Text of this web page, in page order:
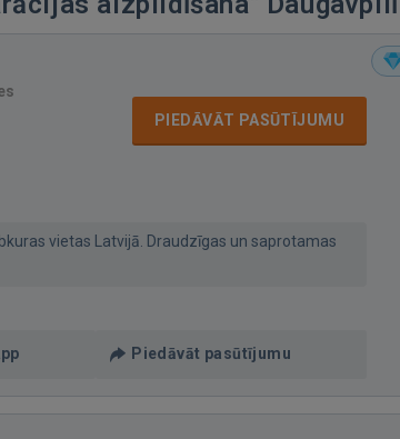
PIEDĀVĀT PASŪTĪJUMU
vietas Latvijā. Draudzīgas un saprotamas
Piedāvāt pasūtījumu